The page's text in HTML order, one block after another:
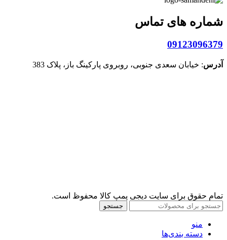
شماره های تماس
09123096379
آدرس: خیابان سعدی جنوبی، روبروی پارکینگ باز، پلاک 383
تمام حقوق برای سایت دیجی پمپ کالا محفوظ است.
جستجو
منو
دسته بندی‌ها